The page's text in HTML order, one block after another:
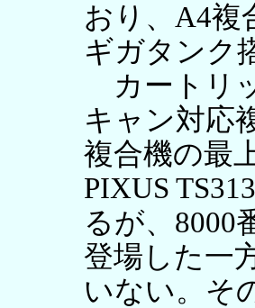
おり、A4複
ギガタンク
カートリ
キャン対応
複合機の最
PIXUS
るが、8000
登場した一
いない。そ